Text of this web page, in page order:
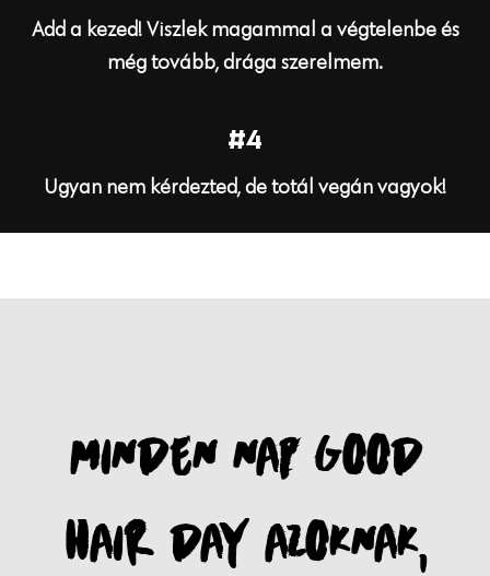
Add a kezed! Viszlek magammal a végtelenbe és
még tovább, drága szerelmem.
#4
Ugyan nem kérdezted, de totál vegán vagyok!
MINDEN NAP GOOD
HAIR DAY AZOKNAK,